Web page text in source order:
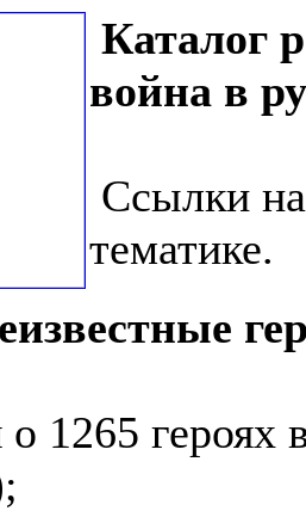
Каталог
война в
Ссылки
тематике.
о 1265 героях